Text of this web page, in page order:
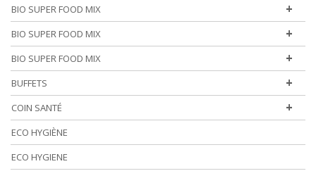
+
BIO SUPER FOOD MIX
+
BIO SUPER FOOD MIX
+
BIO SUPER FOOD MIX
+
BUFFETS
+
COIN SANTÉ
ECO HYGIÈNE
ECO HYGIENE